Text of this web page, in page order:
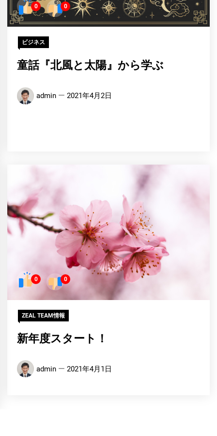
0 0
ビジネス
童話『北風と太陽』から学ぶ
admin 2021年4月2日
0 0
ZEAL TEAM情報
新年度スタート！
admin 2021年4月1日